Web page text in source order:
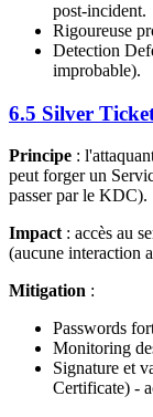
post-incident.
Rigoureuse
Detection
improbable).
6.5 Silver
Principe :
peut forger un
passer par le KDC).
Impact : accès au
(aucune interaction
Mitigation :
Passwords
Monitoring
Signature et
Certificate) -